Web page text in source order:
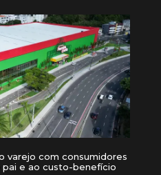
varejo com consumidores
e ao custo-benefício